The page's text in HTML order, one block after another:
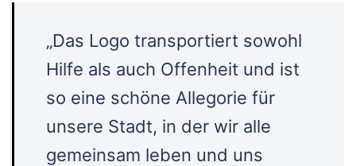
„Das Logo transportiert sowohl
Hilfe als auch Offenheit und ist
so eine schöne Allegorie für
unsere Stadt, in der wir alle
gemeinsam leben und uns